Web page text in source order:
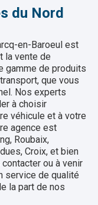
du Nord
en-Baroeul est
la vente de
gamme de produits
que vous
Nos experts
à choisir
véhicule et à votre
agence est
Roubaix,
Croix, et bien
ou à venir
service de qualité
la part de nos